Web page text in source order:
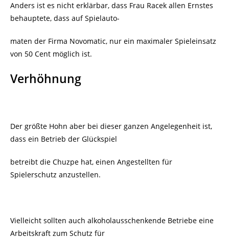
Anders ist es nicht erklärbar, dass Frau Racek allen Ernstes
behauptete, dass auf Spielauto-
maten der Firma Novomatic, nur ein maximaler Spieleinsatz
von 50 Cent möglich ist.
Verhöhnung
Der größte Hohn aber bei dieser ganzen Angelegenheit ist,
dass ein Betrieb der Glückspiel
betreibt die Chuzpe hat, einen Angestellten für
Spielerschutz anzustellen.
Vielleicht sollten auch alkoholausschenkende Betriebe eine
Arbeitskraft zum Schutz für